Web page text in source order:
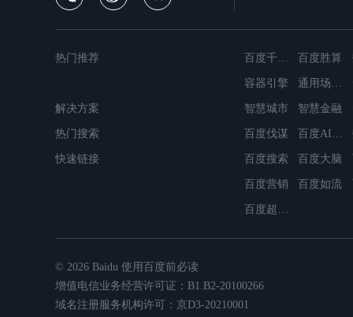
热门推荐 百度千帆·大模型服务与Agent开发平台 百度胜算
容器引擎 通用场景OCR
MapReduce 简单消息服务
数据仓库Palo 容器镜像服务
解决方案 智慧城市 智慧金融
热门搜索 百度伐谋 百度AI搜索
快速链接 百度搜索 百度大脑
百度营销 百度如流
百度超级链
© 2026 Baidu 使用百度前必读
增值电信业务经营许可证：B1.B2-20100266
域名注册服务机构许可：京D3-20210001